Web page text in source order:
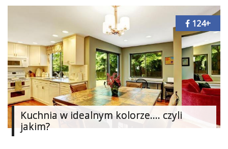
Kuchnia w idealnym kolorze.... czyli
jakim?
124+